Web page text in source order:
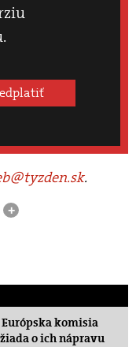
.
+
komisia
o ich nápravu